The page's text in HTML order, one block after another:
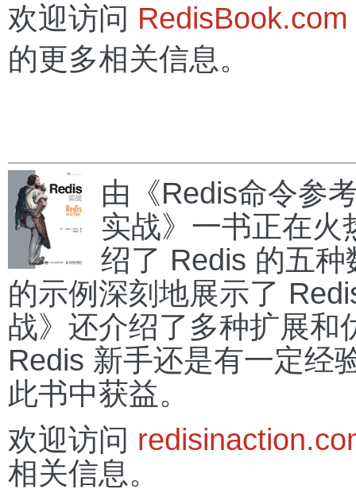
欢迎访问 RedisBook.com
的更多相关信息。
由《Redis命令参
实战》一书正在火
绍了 Redis 的五
的示例深刻地展示了
战》还介绍了多种扩展和
Redis 新手还是有一定经
此书中获益。
欢迎访问
相关信息。